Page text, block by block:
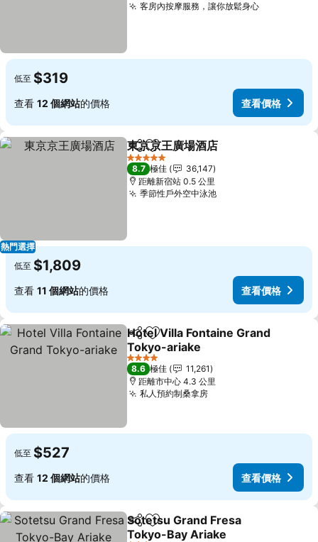
客房內按摩服務，讓你放鬆身心
低至 $319
查看 12 個網站的價格 查看價格
熱門選擇
分享 放到收藏夾
東京京王廣場酒店
5 星級
8.7 極佳
36,147
距離新宿站 0.5 公里
季節性戶外空中泳池
低至 $1,809
查看 11 個網站的價格 查看價格
分享 放到收藏夾
Hotel Villa Fontaine Grand
Tokyo-ariake
4 星級
8.6 極佳
11,261
距離市中心 4.3 公里
私人預約制桑拿房
低至 $527
查看 12 個網站的價格 查看價格
分享 放到收藏夾
Sotetsu Grand Fresa
Tokyo-Bay Ariake